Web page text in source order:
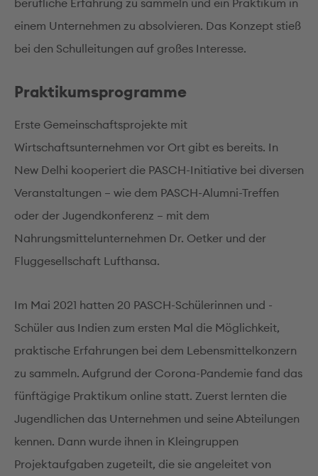
berufliche Erfahrung zu sammeln und ein Praktikum in
einem Unternehmen zu absolvieren. Das Konzept stieß
bei den Schulleitungen auf großes Interesse.
Praktikumsprogramme
Erste Gemeinschaftsprojekte mit
Wirtschaftsunternehmen vor Ort gibt es bereits. In
New Delhi kooperiert die PASCH-Initiative bei diversen
Veranstaltungen – wie dem PASCH-Alumni-Treffen
oder der Jugendkonferenz – mit dem
Nahrungsmittelunternehmen Dr. Oetker und der
Fluggesellschaft Lufthansa.
Im Mai 2021 hatten 20 PASCH-Schülerinnen und -
Schüler aus Indien zum ersten Mal die Möglichkeit,
praktische Erfahrungen bei dem Lebensmittelkonzern
zu sammeln. Aufgrund der Corona-Pandemie fand das
fünftägige Praktikum online statt. Zuerst lernten die
Jugendlichen das Unternehmen und seine Abteilungen
kennen. Dann wurde ihnen in Kleingruppen
Projektaufgaben zugeteilt, die sie angeleitet von